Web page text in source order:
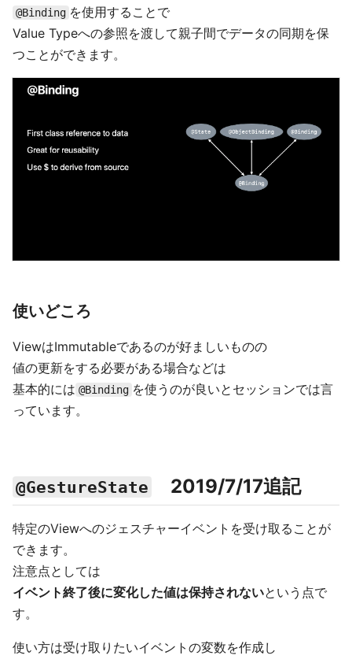
@Binding を使用することで
Value Typeへの参照を渡して親子間でデータの同期を保
つことができます。
使いどころ
ViewはImmutableであるのが好ましいものの
値の更新をする必要がある場合などは
基本的には @Binding を使うのが良いとセッションでは言
っています。
@GestureState 2019/7/17追記
特定のViewへのジェスチャーイベントを受け取ることが
できます。
注意点としては
イベント終了後に変化した値は保持されないという点で
す。
使い方は受け取りたいイベントの変数を作成し